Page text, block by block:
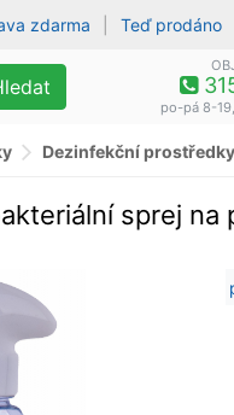
zdarma Teď prodáno
po-pá 8-
Dezinfekční prostředky
sprej na